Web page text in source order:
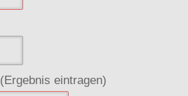
(Ergebnis eintragen)